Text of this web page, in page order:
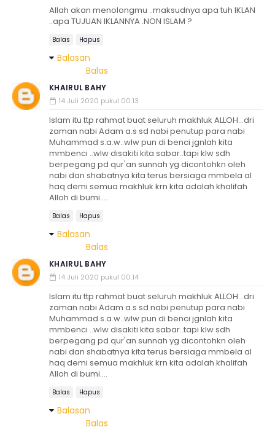
Allah akan menolongmu ..maksudnya apa tuh IKLAN
..apa TUJUAN IKLANNYA .NON ISLAM ?
Balas Hapus
Balasan
Balas
KHAIRUL BAHY
14 Juli 2020 pukul 00.13
Islam itu ttp rahmat buat seluruh makhluk ALLOH...dri
zaman nabi Adam a.s sd nabi penutup para nabi
Muhammad s.a.w..wlw pun di benci jgnlah kita
mmbenci ..wlw disakiti kita sabar..tapi klw sdh
berpegang pd qur'an sunnah yg dicontohkn oleh
nabi dan shabatnya kita terus bersiaga mmbela al
haq demi semua makhluk krn kita adalah khalifah
Alloh di bumi....
Balas Hapus
Balasan
Balas
KHAIRUL BAHY
14 Juli 2020 pukul 00.14
Islam itu ttp rahmat buat seluruh makhluk ALLOH...dri
zaman nabi Adam a.s sd nabi penutup para nabi
Muhammad s.a.w..wlw pun di benci jgnlah kita
mmbenci ..wlw disakiti kita sabar..tapi klw sdh
berpegang pd qur'an sunnah yg dicontohkn oleh
nabi dan shabatnya kita terus bersiaga mmbela al
haq demi semua makhluk krn kita adalah khalifah
Alloh di bumi....
Balas Hapus
Balasan
Balas